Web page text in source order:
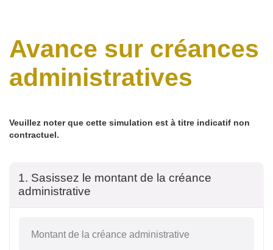
Avance sur créances
administratives
Veuillez noter que cette simulation est à titre indicatif non
contractuel.
1. Sasissez le montant de la créance
administrative
Montant de la créance administrative